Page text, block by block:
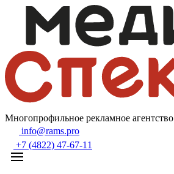
Многопрофильное рекламное агентство
info@rams.pro
+7 (4822) 47-67-11